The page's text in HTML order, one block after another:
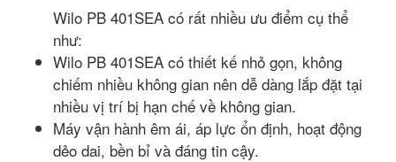
Wilo PB 401SEA có rất nhiều ưu điểm cụ thể
như:
Wilo PB 401SEA có thiết kế nhỏ gọn, không
chiếm nhiều không gian nên dễ dàng lắp đặt tại
nhiều vị trí bị hạn chế về không gian.
Máy vận hành êm ái, áp lực ổn định, hoạt động
dẻo dai, bền bỉ và đáng tin cậy.